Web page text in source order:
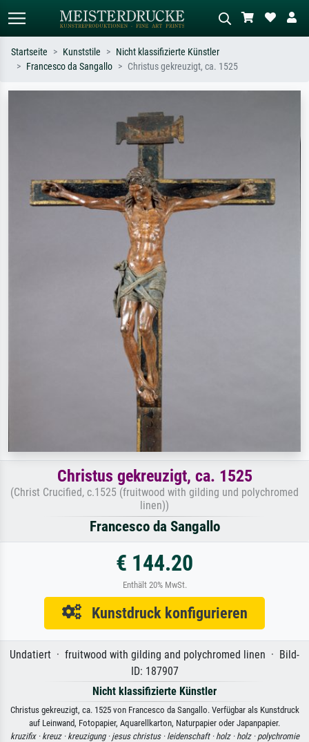
Sternennacht, Impressionismus, Welle
Wiese, Abstrakt mit viel Rot, Dunkles
Ölgemälde, Stehender Akt neben einem
Startseite Kunststile
Nicht klassifizierte Künstler
Francesco da Sangallo
Christus gekreuzigt, ca. 1525
Christus gekreuzigt, ca. 1525
(Christ Crucified, c.1525 (fruitwood with gilding und polychromed
linen))
Francesco da Sangallo
€ 144.20
Enthält 20% MwSt.
Kunstdruck konfigurieren
Undatiert · fruitwood with gilding and polychromed linen · Bild-
ID: 187907
Nicht klassifizierte Künstler
Christus gekreuzigt, ca. 1525 von Francesco da Sangallo. Verfügbar als Kunstdruck
auf Leinwand, Fotopapier, Aquarellkarton, Naturpapier oder Japanpapier.
kruzifix · kreuz · kreuzigung · jesus christus · leidenschaft · holz · holz · polychromie